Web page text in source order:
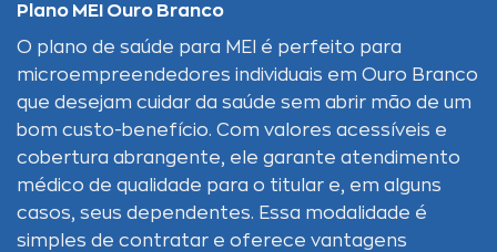
Plano MEI Ouro Branco
O plano de saúde para MEI é perfeito para
microempreendedores individuais em Ouro Branco
que desejam cuidar da saúde sem abrir mão de um
bom custo-benefício. Com valores acessíveis e
cobertura abrangente, ele garante atendimento
médico de qualidade para o titular e, em alguns
casos, seus dependentes. Essa modalidade é
simples de contratar e oferece vantagens